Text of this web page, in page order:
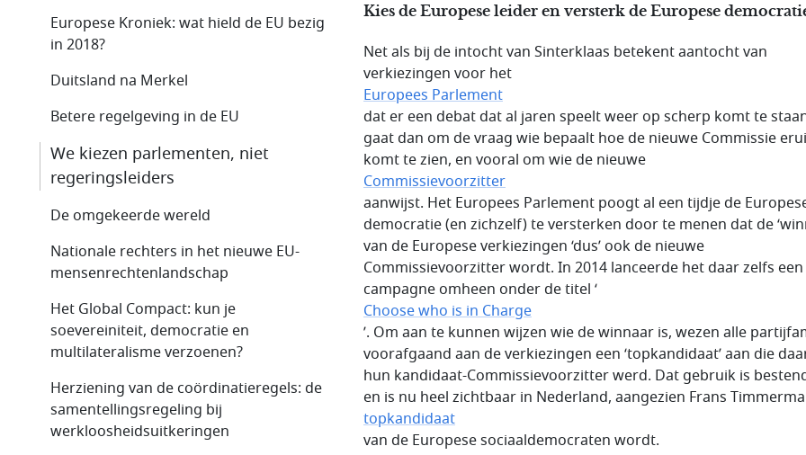
Kies de Europese leider en versterk de Europese
Net als bij de intocht van Sinterklaas betekent aantocht van
verkiezingen voor het
Europees Parlement
dat er een debat dat al jaren speelt weer op scherp komt te
gaat dan om de vraag wie bepaalt hoe de nieuwe Commissie
komt te zien, en vooral om wie de nieuwe
Commissievoorzitter
aanwijst. Het Europees Parlement poogt al een tijdje de
democratie (en zichzelf) te versterken door te menen dat de
van de Europese verkiezingen ‘dus’ ook de nieuwe
Commissievoorzitter wordt. In 2014 lanceerde het daar zelfs een
campagne omheen onder de titel ‘
Choose who is in Charge
’. Om aan te kunnen wijzen wie de winnaar is, wezen alle
voorafgaand aan de verkiezingen een ‘topkandidaat’ aan die
hun kandidaat-Commissievoorzitter werd. Dat gebruik is
en is nu heel zichtbaar in Nederland, aangezien Frans
topkandidaat
van de Europese sociaaldemocraten wordt.
Europese Kroniek: wat hield de EU bezig
in 2018?
Duitsland na Merkel
Betere regelgeving in de EU
We kiezen parlementen, niet
regeringsleiders
De omgekeerde wereld
Nationale rechters in het nieuwe EU-
mensenrechtenlandschap
Het Global Compact: kun je
soevereiniteit, democratie en
multilateralisme verzoenen?
Herziening van de coördinatieregels: de
samentellingsregeling bij
werkloosheidsuitkeringen